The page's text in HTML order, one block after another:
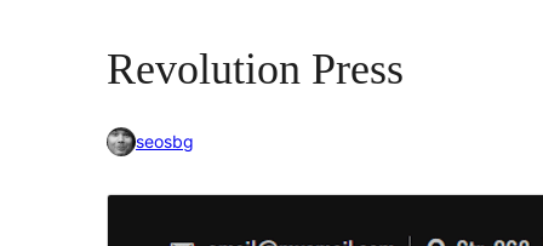
Revolution Press
seosbg